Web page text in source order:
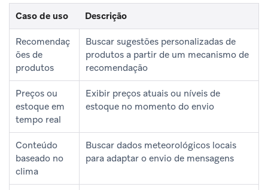
Caso de uso Descrição
Recomendaç
ões de
produtos
Buscar sugestões personalizadas de
produtos a partir de um mecanismo de
recomendação
Preços ou
estoque em
tempo real
Exibir preços atuais ou níveis de
estoque no momento do envio
Conteúdo
baseado no
clima
Buscar dados meteorológicos locais
para adaptar o envio de mensagens